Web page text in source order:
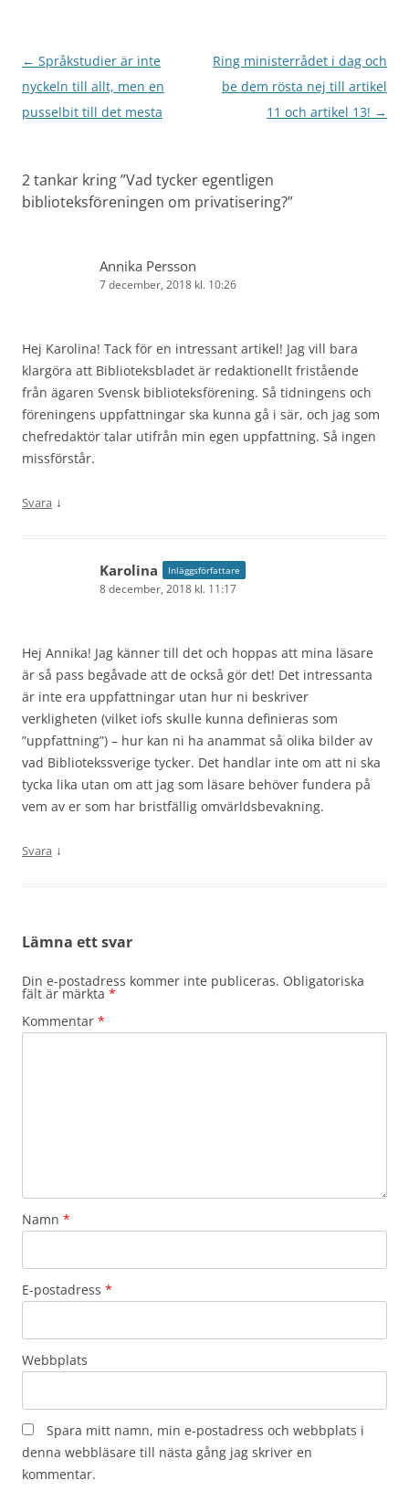
Inläggsnavigering
← Språkstudier är inte
nyckeln till allt, men en
pusselbit till det mesta
Ring ministerrådet i dag och
be dem rösta nej till artikel
11 och artikel 13! →
2 tankar kring ”Vad tycker egentligen
biblioteksföreningen om privatisering?”
Annika Persson
7 december, 2018 kl. 10:26
Hej Karolina! Tack för en intressant artikel! Jag vill bara
klargöra att Biblioteksbladet är redaktionellt fristående
från ägaren Svensk biblioteksförening. Så tidningens och
föreningens uppfattningar ska kunna gå i sär, och jag som
chefredaktör talar utifrån min egen uppfattning. Så ingen
missförstår.
Svara ↓
Karolina Inläggsförfattare
8 december, 2018 kl. 11:17
Hej Annika! Jag känner till det och hoppas att mina läsare
är så pass begåvade att de också gör det! Det intressanta
är inte era uppfattningar utan hur ni beskriver
verkligheten (vilket iofs skulle kunna definieras som
”uppfattning”) – hur kan ni ha anammat så olika bilder av
vad Bibliotekssverige tycker. Det handlar inte om att ni ska
tycka lika utan om att jag som läsare behöver fundera på
vem av er som har bristfällig omvärldsbevakning.
Svara ↓
Lämna ett svar
Din e-postadress kommer inte publiceras. Obligatoriska
fält är märkta *
Kommentar *
Namn *
E-postadress *
Webbplats
Spara mitt namn, min e-postadress och webbplats i
denna webbläsare till nästa gång jag skriver en
kommentar.